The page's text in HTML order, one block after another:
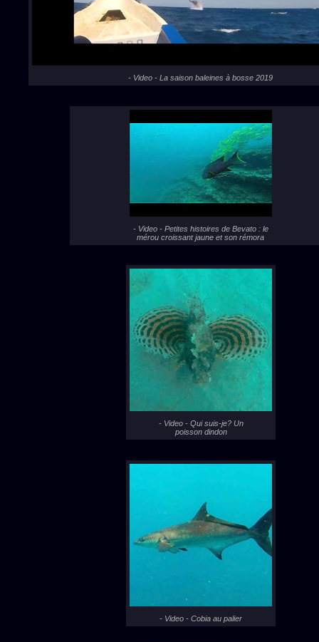
- Video - La saison baleines à bosse 2019
- Video - Petites histoires de Bevato : le
mérou croissant jaune et son rémora
- Video - Qui suis-je? Un
poisson dindon
- Video - Cobia au palier